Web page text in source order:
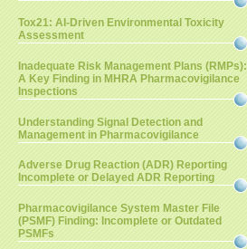
Tox21: AI-Driven Environmental Toxicity
Assessment
Inadequate Risk Management Plans (RMPs):
A Key Finding in MHRA Pharmacovigilance
Inspections
Understanding Signal Detection and
Management in Pharmacovigilance
Adverse Drug Reaction (ADR) Reporting
Incomplete or Delayed ADR Reporting
Pharmacovigilance System Master File
(PSMF) Finding: Incomplete or Outdated
PSMFs